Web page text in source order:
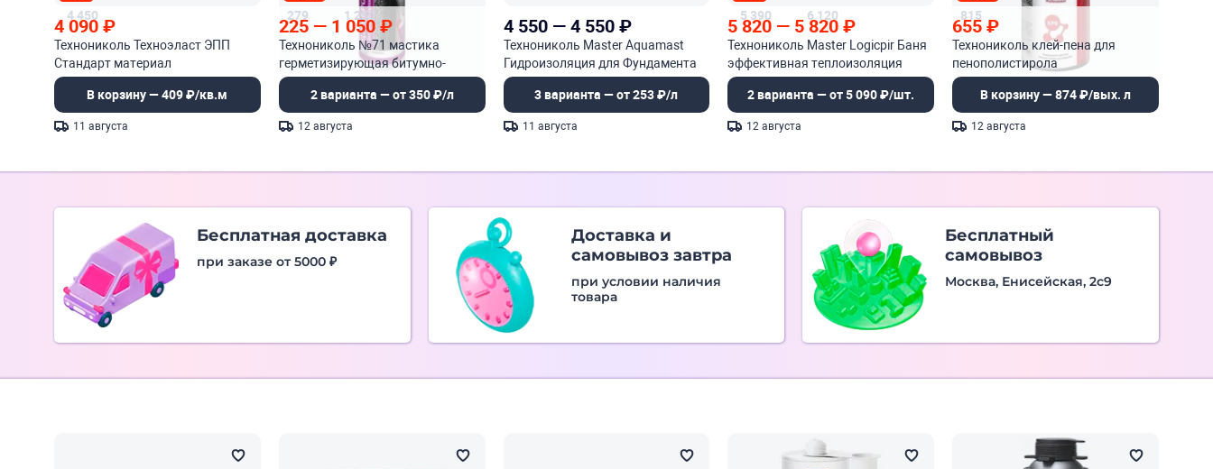
4 450
4 090₽
Технониколь Техноэласт ЭПП
Стандарт материал
гидроизоляционный
В корзину — 409 ₽/кв.м
11 августа
279
225 — 1 250
1 050₽
Технониколь №71 мастика
герметизирующая битумно-
полимерная холодная
2 варианта — от 350 ₽/л
12 августа
4 550 — 4 550 ₽
Технониколь Master Aquamast
Гидроизоляция для Фундамента
мастика гидроизоляционная
битумная для фундаментов
3 варианта — от 253 ₽/л
11 августа
5 390
5 820 — 6 120
5 820₽
Технониколь Master Logicpir Баня
эффективная теплоизоляция
2 варианта — от 5 090 ₽/шт.
12 августа
815
655₽
Технониколь клей-пена для
пенополистирола
В корзину — 874 ₽/вых. л
12 августа
Бесплатная доставка
при заказе от 5000 ₽
Доставка и
самовывоз завтра
при условии наличия
товара
Бесплатный
самовывоз
Москва, Енисейская, 2с9